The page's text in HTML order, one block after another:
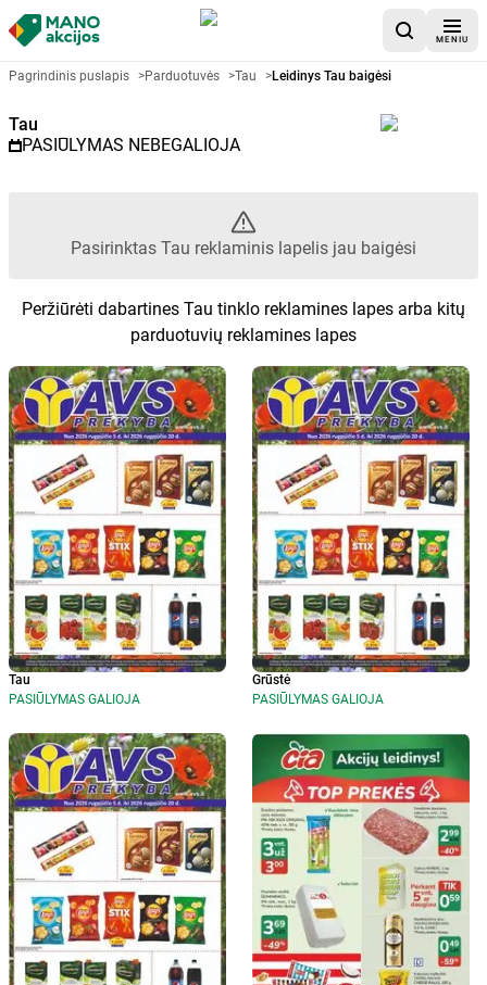
MENIU
Akcijų lapelis Tau - Pasirinktas
Pagrindinis puslapis >Parduotuvės >Tau >Leidinys Tau baigėsi
Tau
PASIŪLYMAS NEBEGALIOJA
Pasirinktas Tau reklaminis lapelis jau baigėsi
Peržiūrėti dabartines Tau tinklo reklamines lapes arba kitų
parduotuvių reklamines lapes
Tau
PASIŪLYMAS GALIOJA
Grūstė
PASIŪLYMAS GALIOJA